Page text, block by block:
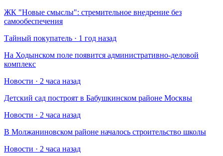
​ЖК "Новые смыслы": стремительное внедрение без
самообеспечения
Тайный покупатель · 1 год назад
На Ходынском поле появится административно-деловой
комплекс
Новости · 2 часа назад
Детский сад построят в Бабушкинском районе Москвы
Новости · 2 часа назад
В Молжаниновском районе началось строительство школы
Новости · 2 часа назад